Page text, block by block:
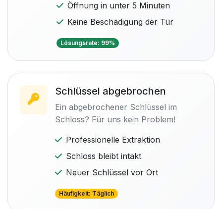
Öffnung in unter 5 Minuten
Keine Beschädigung der Tür
Lösungsrate: 99%
Schlüssel abgebrochen
Ein abgebrochener Schlüssel im
Schloss? Für uns kein Problem!
Professionelle Extraktion
Schloss bleibt intakt
Neuer Schlüssel vor Ort
Häufigkeit: Täglich